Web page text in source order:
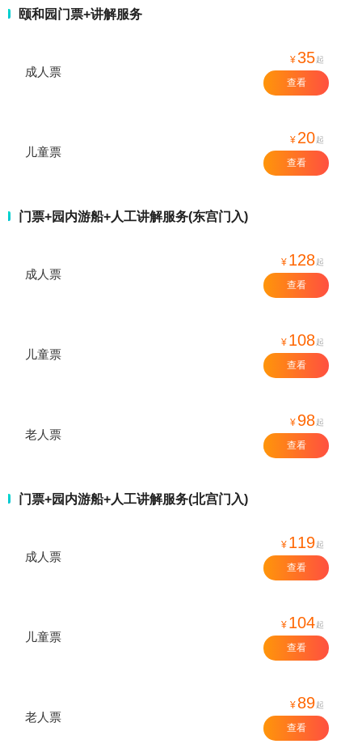
颐和园门票+讲解服务
成人票
¥35起
查看
儿童票
¥ 20起
查看
门票+园内游船+人工讲解服务(东宫门入)
成人票
¥ 128起
查看
儿童票
¥ 108起
查看
老人票
¥ 98起
查看
门票+园内游船+人工讲解服务(北宫门入)
成人票
¥ 119起
查看
儿童票
¥ 104起
查看
老人票
¥ 89起
查看